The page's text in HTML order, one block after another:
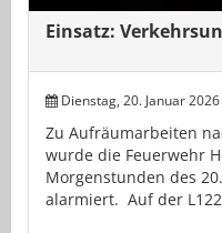
Einsatz:
Dienstag, 20. Januar 2026
Zu Aufräumarbeiten
wurde die Feuerwehr
Morgenstunden des
alarmiert. Auf der